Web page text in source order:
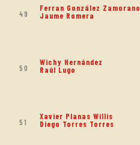
49
Ferran González Zamorano
Jaume Romera
50
Wichy Hernández
Raúl Lugo
51
Xavier Planas Willis
Diego Torres Torres